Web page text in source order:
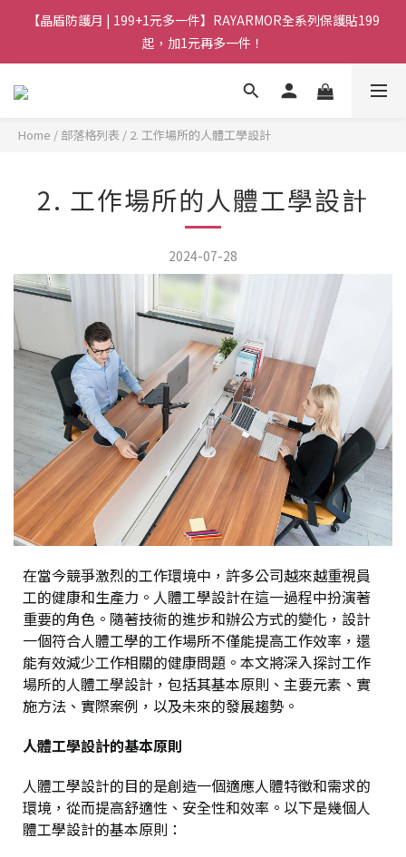
【晶盾防護月 | 199+1元多一件】RAYARMOR全系列保護貼199
起，加1元再多一件！
Home / 部落格列表 / 2. 工作場所的人體工學設計
2. 工作場所的人體工學設計
2024-07-28
在當今競爭激烈的工作環境中，許多公司越來越重視員
工的健康和生產力。人體工學設計在這一過程中扮演著
重要的角色。隨著技術的進步和辦公方式的變化，設計
一個符合人體工學的工作場所不僅能提高工作效率，還
能有效減少工作相關的健康問題。本文將深入探討工作
場所的人體工學設計，包括其基本原則、主要元素、實
施方法、實際案例，以及未來的發展趨勢。
人體工學設計的基本原則
人體工學設計的目的是創造一個適應人體特徵和需求的
環境，從而提高舒適性、安全性和效率。以下是幾個人
體工學設計的基本原則：